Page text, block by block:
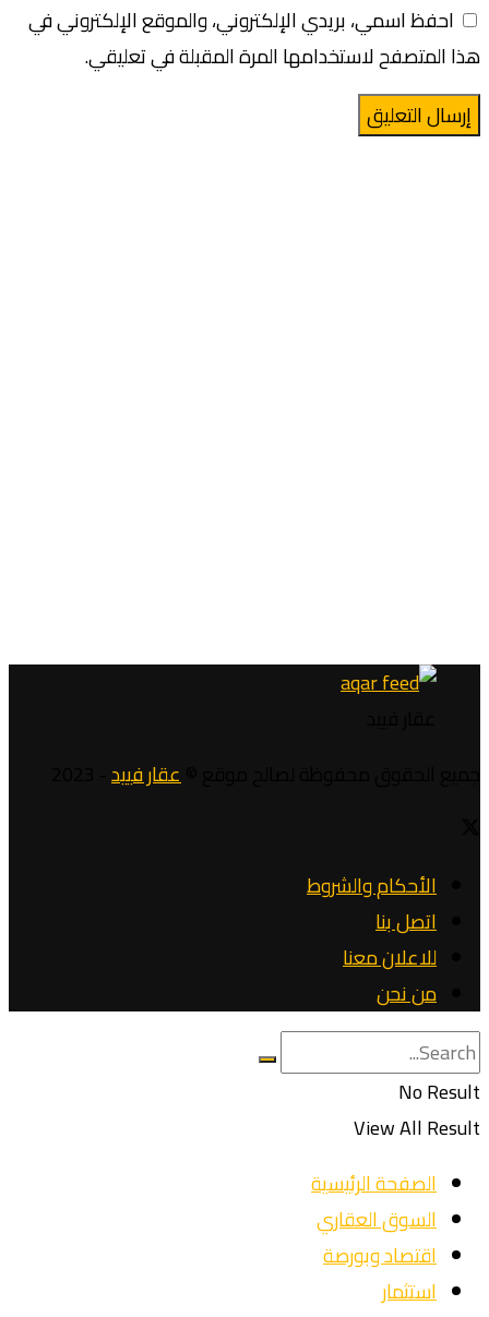
احفظ اسمي، بريدي الإلكتروني، والموقع الإلكتروني في
هذا المتصفح لاستخدامها المرة المقبلة في تعليقي.
عقار فييد
الأحكام والشروط
اتصل بنا
للاعلان معنا
من نحن
No Result
View All Result
الصفحة الرئيسية
السوق العقاري
اقتصاد وبورصة
استثمار